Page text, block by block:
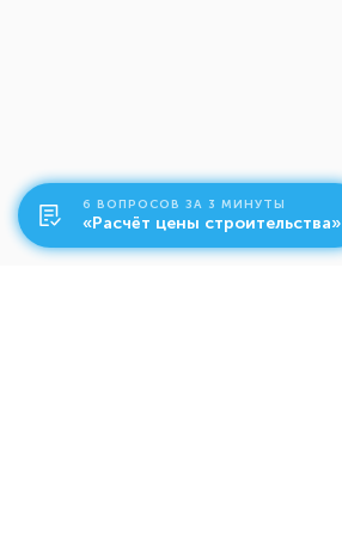
6 ВОПРОСОВ ЗА 3 МИНУТЫ
«Расчёт цены строительства»